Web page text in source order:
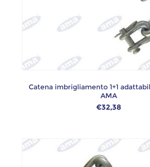
Catena imbrigliamento 1+1
AMA
€32,38